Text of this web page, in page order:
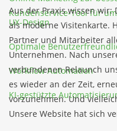
UX-Design
Optimale
Workflow Automation
KI-gestützte
Kundenservice-Tool für
Aus der Praxis wissen wir:
als moderne Visitenkarte.
Partner und Mitarbeiter
Unternehmen. Nach
verbundenen Relaunch
es wieder an der Zeit,
vorzunehmen. Und
Unsere Website hat sich